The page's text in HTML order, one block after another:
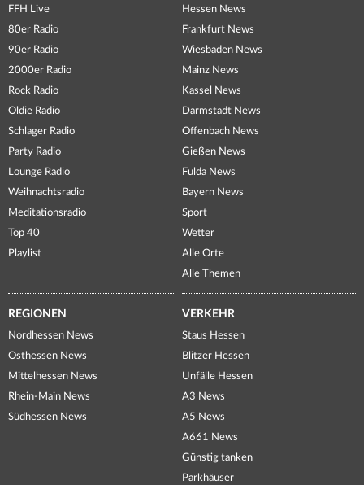
FFH Live
80er Radio
90er Radio
2000er Radio
Rock Radio
Oldie Radio
Schlager Radio
Party Radio
Lounge Radio
Weihnachtsradio
Meditationsradio
Top 40
Playlist
Hessen News
Frankfurt News
Wiesbaden News
Mainz News
Kassel News
Darmstadt News
Offenbach News
Gießen News
Fulda News
Bayern News
Sport
Wetter
Alle Orte
Alle Themen
REGIONEN
Nordhessen News
Osthessen News
Mittelhessen News
Rhein-Main News
Südhessen News
VERKEHR
Staus Hessen
Blitzer Hessen
Unfälle Hessen
A3 News
A5 News
A661 News
Günstig tanken
Parkhäuser